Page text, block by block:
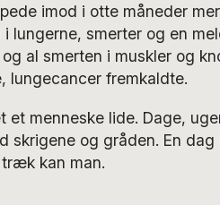
imod i otte måneder
lungerne, smerter og en
al smerten i muskler og
lungecancer fremkaldte.
et menneske lide. Dage,
skrigene og gråden. En
kan man.